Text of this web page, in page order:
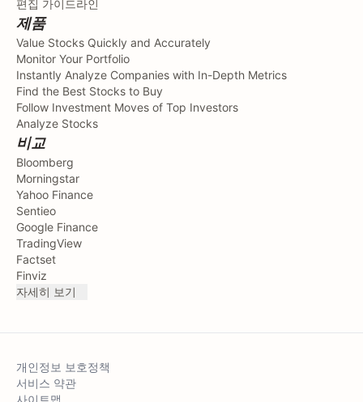
편집 가이드라인
제품
Value Stocks Quickly and Accurately
Monitor Your Portfolio
Instantly Analyze Companies with In-Depth Metrics
Find the Best Stocks to Buy
Follow Investment Moves of Top Investors
Analyze Stocks
비교
Bloomberg
Morningstar
Yahoo Finance
Sentieo
Google Finance
TradingView
Factset
Finviz
자세히 보기
개인정보 보호정책
서비스 약관
사이트맵